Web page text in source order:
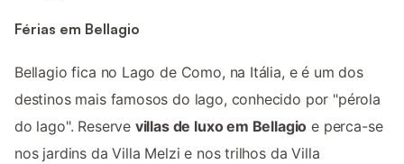
Férias em Bellagio
Bellagio fica no Lago de Como, na Itália, e é um dos
destinos mais famosos do lago, conhecido por "pérola
do lago". Reserve villas de luxo em Bellagio e perca-se
nos jardins da Villa Melzi e nos trilhos da Villa